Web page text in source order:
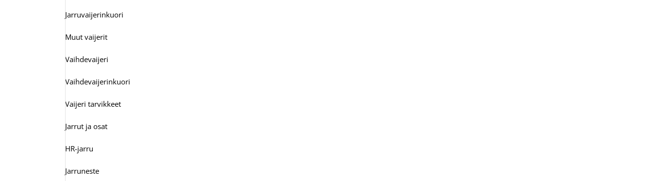
Jarruvaijerinkuori
Muut vaijerit
Vaihdevaijeri
Vaihdevaijerinkuori
Vaijeri tarvikkeet
Jarrut ja osat
HR-jarru
Jarruneste